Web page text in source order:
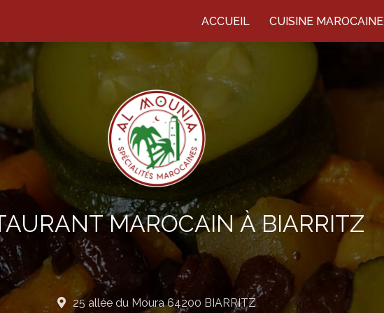
ACCUEIL
CUISINE MAROCAINE
MAROCAIN À BIARRITZ
25 allée du Moura 64200 BIARRITZ